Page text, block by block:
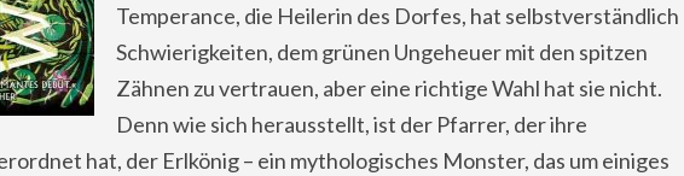
Temperance, die Heilerin des Dorfes, hat selbstverständlich
Schwierigkeiten, dem grünen Ungeheuer mit den spitzen
Zähnen zu vertrauen, aber eine richtige Wahl hat sie nicht.
Denn wie sich herausstellt, ist der Pfarrer, der ihre
hat, der Erlkönig – ein mythologisches Monster, das um einiges